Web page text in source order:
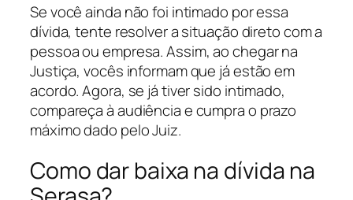
Se você ainda não foi intimado por essa
dívida, tente resolver a situação direto com a
pessoa ou empresa. Assim, ao chegar na
Justiça, vocês informam que já estão em
acordo. Agora, se já tiver sido intimado,
compareça à audiência e cumpra o prazo
máximo dado pelo Juiz.
Como dar baixa na dívida na